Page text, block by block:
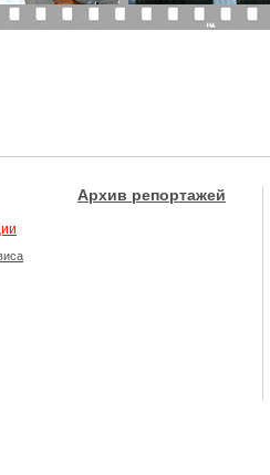
Архив репортажей